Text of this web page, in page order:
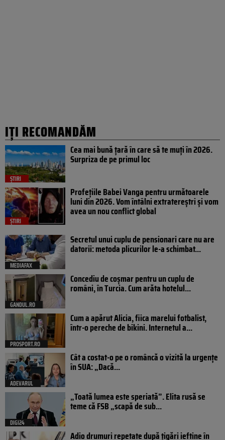
IȚI RECOMANDĂM
ȘTIRI
Cea mai bună țară în care să te muți în 2026.
Surpriza de pe primul loc
ȘTIRI
Profețiile Babei Vanga pentru următoarele
luni din 2026. Vom întâlni extratereștri și vom
avea un nou conflict global
MEDIAFAX
Secretul unui cuplu de pensionari care nu are
datorii: metoda plicurilor le-a schimbat...
GANDUL.RO
Concediu de coșmar pentru un cuplu de
români, în Turcia. Cum arăta hotelul...
PROSPORT.RO
Cum a apărut Alicia, fiica marelui fotbalist,
într-o pereche de bikini. Internetul a...
ADEVARUL
Cât a costat-o pe o româncă o vizită la urgențe
în SUA: „Dacă...
DIGI24
„Toată lumea este speriată”. Elita rusă se
teme că FSB „scapă de sub...
Adio drumuri repetate după țigări ieftine în